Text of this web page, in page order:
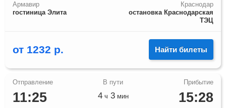
Армавир
гостиница Элита
Краснодар
остановка Краснодарская
ТЭЦ
от 1232 р. Найти билеты
11:25 15:28
4ч 3мин